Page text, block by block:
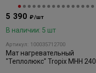
5 390 ₽/шт
В наличии: 5 шт
Артикул: 100035712700
Мат нагревательный
"Теплолюкс" Tropix МНН 240